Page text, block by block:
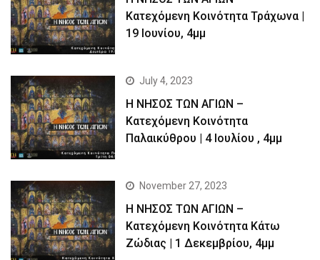
Kατεχόμενη Κοινότητα Τράχωνα |
19 Ιουνίου, 4μμ
July 4, 2023
Η ΝΗΣΟΣ ΤΩΝ ΑΓΙΩΝ –
Kατεχόμενη Κοινότητα
Παλαικύθρου | 4 Ιουλίου , 4μμ
November 27, 2023
Η ΝΗΣΟΣ ΤΩΝ ΑΓΙΩΝ –
Κατεχόμενη Κοινότητα Κάτω
Ζώδιας | 1 Δεκεμβρίου, 4μμ